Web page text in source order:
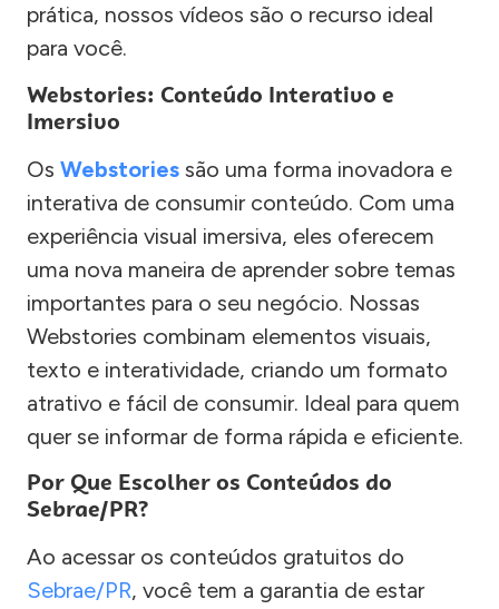
prática, nossos vídeos são o recurso ideal
para você.
Webstories: Conteúdo Interativo e
Imersivo
Os Webstories são uma forma inovadora e
interativa de consumir conteúdo. Com uma
experiência visual imersiva, eles oferecem
uma nova maneira de aprender sobre temas
importantes para o seu negócio. Nossas
Webstories combinam elementos visuais,
texto e interatividade, criando um formato
atrativo e fácil de consumir. Ideal para quem
quer se informar de forma rápida e eficiente.
Por Que Escolher os Conteúdos do
Sebrae/PR?
Ao acessar os conteúdos gratuitos do
Sebrae/PR, você tem a garantia de estar